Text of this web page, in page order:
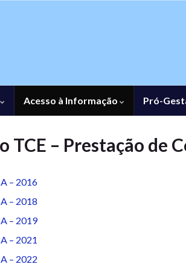
Acesso à Informação Pró-
TCE – Prestação de
– 2016
– 2018
– 2019
– 2021
– 2022